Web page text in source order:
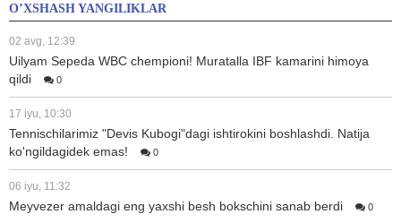
O’XSHASH YANGILIKLAR
02 avg, 12:39
Uilyam Sepeda WBC chempioni! Muratalla IBF kamarini himoya
qildi
0
17 iyu, 10:30
Tennischilarimiz "Devis Kubogi"dagi ishtirokini boshlashdi. Natija
ko'ngildagidek emas!
0
06 iyu, 11:32
Meyvezer amaldagi eng yaxshi besh bokschini sanab berdi 0